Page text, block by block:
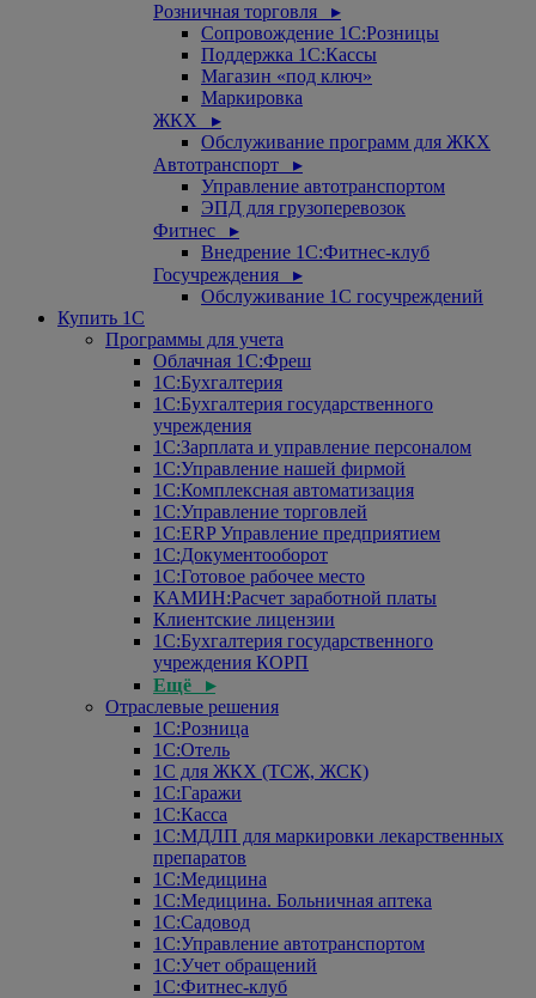
Розничная торговля ▸
Сопровождение 1С:Розницы
Поддержка 1С:Кассы
Магазин «под ключ»
Маркировка
ЖКХ ▸
Обслуживание программ для ЖКХ
Автотранспорт ▸
Управление автотранспортом
ЭПД для грузоперевозок
Фитнес ▸
Внедрение 1С:Фитнес-клуб
Госучреждения ▸
Обслуживание 1С госучреждений
Купить 1С
Программы для учета
Облачная 1С:Фреш
1С:Бухгалтерия
1С:Бухгалтерия государственного
учреждения
1С:Зарплата и управление персоналом
1С:Управление нашей фирмой
1С:Комплексная автоматизация
1С:Управление торговлей
1С:ERP Управление предприятием
1С:Документооборот
1C:Готовое рабочее место
КАМИН:Расчет заработной платы
Клиентские лицензии
1С:Бухгалтерия государственного
учреждения КОРП
Ещё ▸
Отраслевые решения
1С:Розница
1С:Отель
1С для ЖКХ (ТСЖ, ЖСК)
1С:Гаражи
1С:Касса
1С:МДЛП для маркировки лекарственных
препаратов
1С:Медицина
1С:Медицина. Больничная аптека
1С:Садовод
1С:Управление автотранспортом
1С:Учет обращений
1С:Фитнес-клуб